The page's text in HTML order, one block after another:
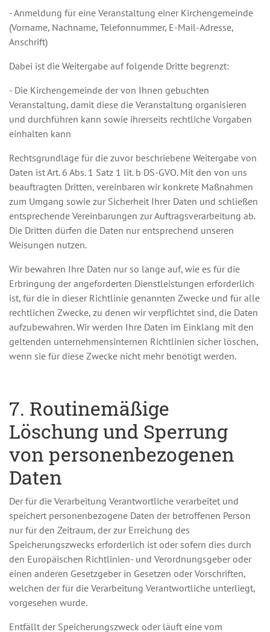
- Anmeldung für eine Veranstaltung einer Kirchengemeinde
(Vorname, Nachname, Telefonnummer, E-Mail-Adresse,
Anschrift)
Dabei ist die Weitergabe auf folgende Dritte begrenzt:
- Die Kirchengemeinde der von Ihnen gebuchten
Veranstaltung, damit diese die Veranstaltung organisieren
und durchführen kann sowie ihrerseits rechtliche Vorgaben
einhalten kann
Rechtsgrundlage für die zuvor beschriebene Weitergabe von
Daten ist Art. 6 Abs. 1 Satz 1 lit. b DS-GVO. Mit den von uns
beauftragten Dritten, vereinbaren wir konkrete Maßnahmen
zum Umgang sowie zur Sicherheit Ihrer Daten und schließen
entsprechende Vereinbarungen zur Auftragsverarbeitung ab.
Die Dritten dürfen die Daten nur entsprechend unseren
Weisungen nutzen.
Wir bewahren Ihre Daten nur so lange auf, wie es für die
Erbringung der angeforderten Dienstleistungen erforderlich
ist, für die in dieser Richtlinie genannten Zwecke und für alle
rechtlichen Zwecke, zu denen wir verpflichtet sind, die Daten
aufzubewahren. Wir werden Ihre Daten im Einklang mit den
geltenden unternehmensinternen Richtlinien sicher löschen,
wenn sie für diese Zwecke nicht mehr benötigt werden.
7. Routinemäßige
Löschung und Sperrung
von personenbezogenen
Daten
Der für die Verarbeitung Verantwortliche verarbeitet und
speichert personenbezogene Daten der betroffenen Person
nur für den Zeitraum, der zur Erreichung des
Speicherungszwecks erforderlich ist oder sofern dies durch
den Europäischen Richtlinien- und Verordnungsgeber oder
einen anderen Gesetzgeber in Gesetzen oder Vorschriften,
welchen der für die Verarbeitung Verantwortliche unterliegt,
vorgesehen wurde.
Entfällt der Speicherungszweck oder läuft eine vom